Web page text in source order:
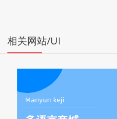
相关网站/UI